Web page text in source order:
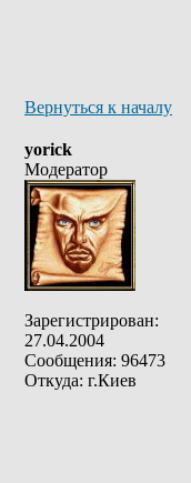
Вернуться к началу
yorick
Модератор
Зарегистрирован:
27.04.2004
Сообщения: 96473
Откуда: г.Киев